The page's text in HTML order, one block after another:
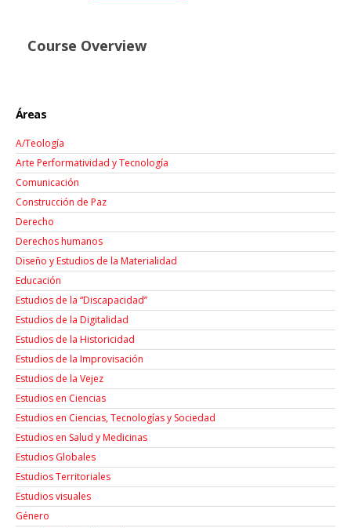
Course Overview
Áreas
A/Teología
Arte Performatividad y Tecnología
Comunicación
Construcción de Paz
Derecho
Derechos humanos
Diseño y Estudios de la Materialidad
Educación
Estudios de la “Discapacidad”
Estudios de la Digitalidad
Estudios de la Historicidad
Estudios de la Improvisación
Estudios de la Vejez
Estudios en Ciencias
Estudios en Ciencias, Tecnologías y Sociedad
Estudios en Salud y Medicinas
Estudios Globales
Estudios Territoriales
Estudios visuales
Género